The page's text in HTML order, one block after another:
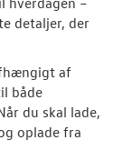
T-Roc
ID. Cross
detaljer, der
af
både
du skal lade,
oplade fra